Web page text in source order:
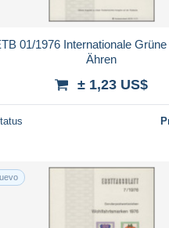
01/1976 Internationale
Ähren
± 1,23 US$